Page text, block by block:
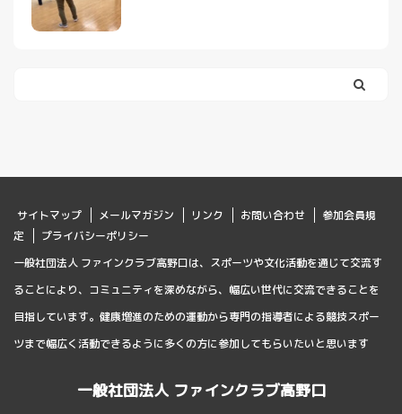
サイトマップ メールマガジン リンク お問い合わせ
参加会員規
定
プライバシーポリシー
一般社団法人 ファインクラブ高野口は、スポーツや文化活動を通じて交流す
ることにより、コミュニティを深めながら、幅広い世代に交流できることを
目指しています。健康増進のための運動から専門の指導者による競技スポー
ツまで幅広く活動できるように多くの方に参加してもらいたいと思います
一般社団法人 ファインクラブ高野口